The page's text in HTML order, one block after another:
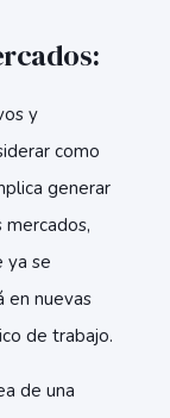
y
como
generar
ya se
en nuevas
de trabajo.
de una